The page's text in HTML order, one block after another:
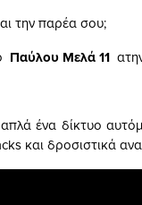
την παρέα σου;
Παύλου Μελά 11
ένα δίκτυο
και δροσιστικά